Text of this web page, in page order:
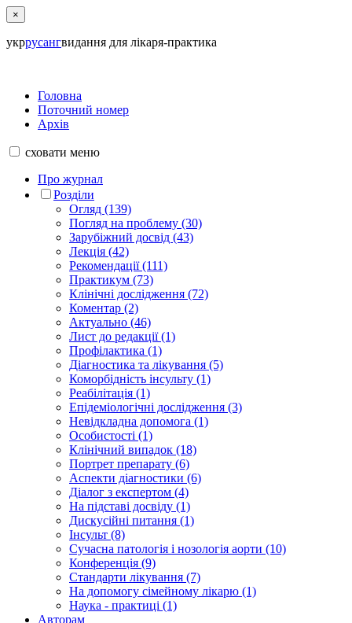
×
укррусангвидання для лікаря-практика
Головна
Поточний номер
Архів
сховати меню
Про журнал
Розділи
Огляд (139)
Погляд на проблему (30)
Зарубіжний досвід (43)
Лекція (42)
Рекомендації (111)
Практикум (73)
Клінічні дослідження (72)
Коментар (2)
Актуально (46)
Лист до редакції (1)
Профілактика (1)
Діагностика та лікування (5)
Коморбідність інсульту (1)
Реабілітація (1)
Епідеміологічні дослідження (3)
Невідкладна допомога (1)
Особистості (1)
Клінічний випадок (18)
Портрет препарату (6)
Аспекти діагностики (6)
Діалог з експертом (4)
На підставі досвіду (1)
Дискусійні питання (1)
Інсульт (8)
Сучасна патологія і нозологія аорти (10)
Конференція (9)
Стандарти лікування (7)
На допомогу сімейному лікарю (1)
Наука - практиці (1)
Авторам